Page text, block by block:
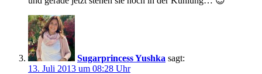
Sugarprincess Yushka sagt:
13. Juli 2013 um 08:28 Uhr